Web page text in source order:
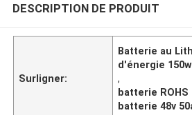
DESCRIPTION DE PRODUIT
Surligner:
Batterie au
d'énergie
,
batterie ROHS
batterie 48v